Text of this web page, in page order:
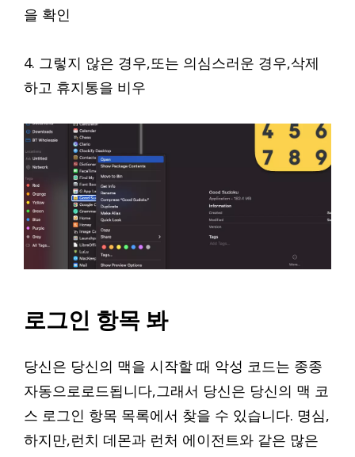
을 확인
4. 그렇지 않은 경우,또는 의심스러운 경우,삭제
하고 휴지통을 비우
로그인 항목 봐
당신은 당신의 맥을 시작할 때 악성 코드는 종종
자동으로로드됩니다,그래서 당신은 당신의 맥 코
스 로그인 항목 목록에서 찾을 수 있습니다. 명심,
하지만,런치 데몬과 런처 에이전트와 같은 많은